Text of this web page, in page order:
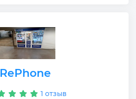
RePhone
1 отзыв